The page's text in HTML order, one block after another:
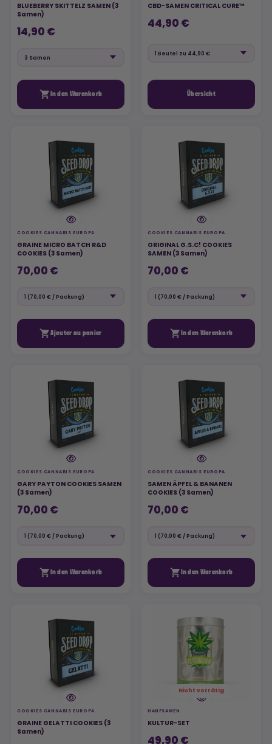
BLUEBERRY SKITTELZ SAMEN (3
Samen)
14,90 €
 In den Warenkorb
CBD-SAMEN CRITICAL CURE™
44,90 €
Übersicht
COOKIES CANNABIS EUROPA
GRAINE MICRO BATCH R&D
COOKIES (3 Samen)
70,00 €
Ajouter au panier
COOKIES CANNABIS EUROPA
ORIGINAL G.S.C! COOKIES
SAMEN (3 Samen)
70,00 €
 In den Warenkorb
COOKIES CANNABIS EUROPA
GARY PAYTON COOKIES SAMEN
(3 Samen)
70,00 €
 In den Warenkorb
COOKIES CANNABIS EUROPA
SAMEN ÄPFEL & BANANEN
COOKIES (3 Samen)
70,00 €
 In den Warenkorb
COOKIES CANNABIS EUROPA
GRAINE GELATTI COOKIES (3
Samen)
Nicht vorrätig
HANFSAMEN
KULTUR-SET
49,90 €